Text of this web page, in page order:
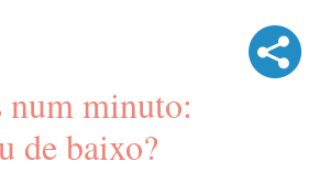
num minuto:
de baixo?